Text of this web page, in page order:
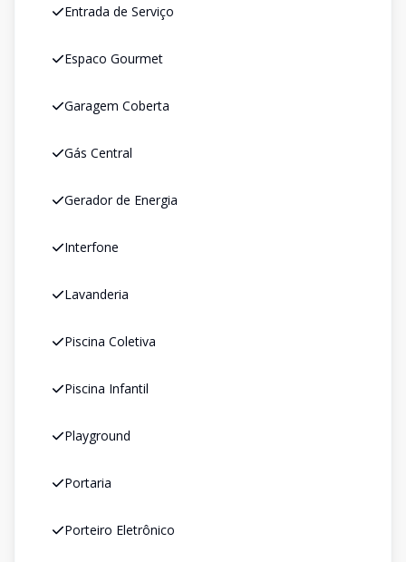
Entrada de Serviço
Espaco Gourmet
Garagem Coberta
Gás Central
Gerador de Energia
Interfone
Lavanderia
Piscina Coletiva
Piscina Infantil
Playground
Portaria
Porteiro Eletrônico